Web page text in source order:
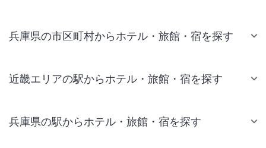
兵庫県の市区町村からホテル・旅館・宿を探す
近畿エリアの駅からホテル・旅館・宿を探す
兵庫県の駅からホテル・旅館・宿を探す